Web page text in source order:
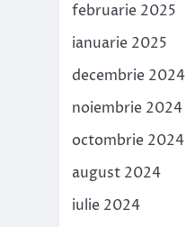
februarie 2025
ianuarie 2025
decembrie 2024
noiembrie 2024
octombrie 2024
august 2024
iulie 2024